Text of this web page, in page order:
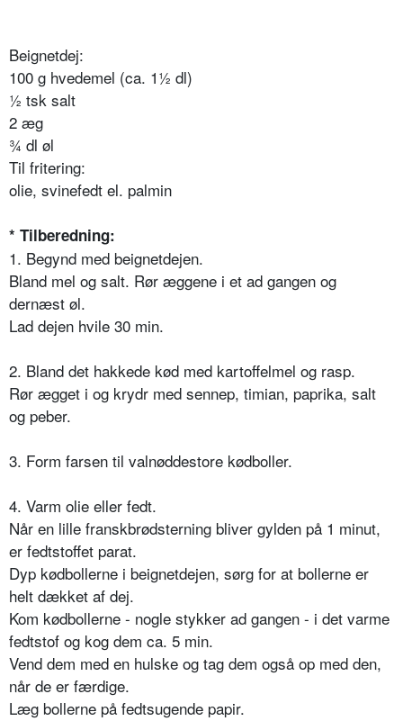
Beignetdej:
100 g hvedemel (ca. 1½ dl)
½ tsk salt
2 æg
¾ dl øl
Til fritering:
olie, svinefedt el. palmin
* Tilberedning:
1. Begynd med beignetdejen.
Bland mel og salt. Rør æggene i et ad gangen og
dernæst øl.
Lad dejen hvile 30 min.
2. Bland det hakkede kød med kartoffelmel og rasp.
Rør ægget i og krydr med sennep, timian, paprika, salt
og peber.
3. Form farsen til valnøddestore kødboller.
4. Varm olie eller fedt.
Når en lille franskbrødsterning bliver gylden på 1 minut,
er fedtstoffet parat.
Dyp kødbollerne i beignetdejen, sørg for at bollerne er
helt dækket af dej.
Kom kødbollerne - nogle stykker ad gangen - i det varme
fedtstof og kog dem ca. 5 min.
Vend dem med en hulske og tag dem også op med den,
når de er færdige.
Læg bollerne på fedtsugende papir.